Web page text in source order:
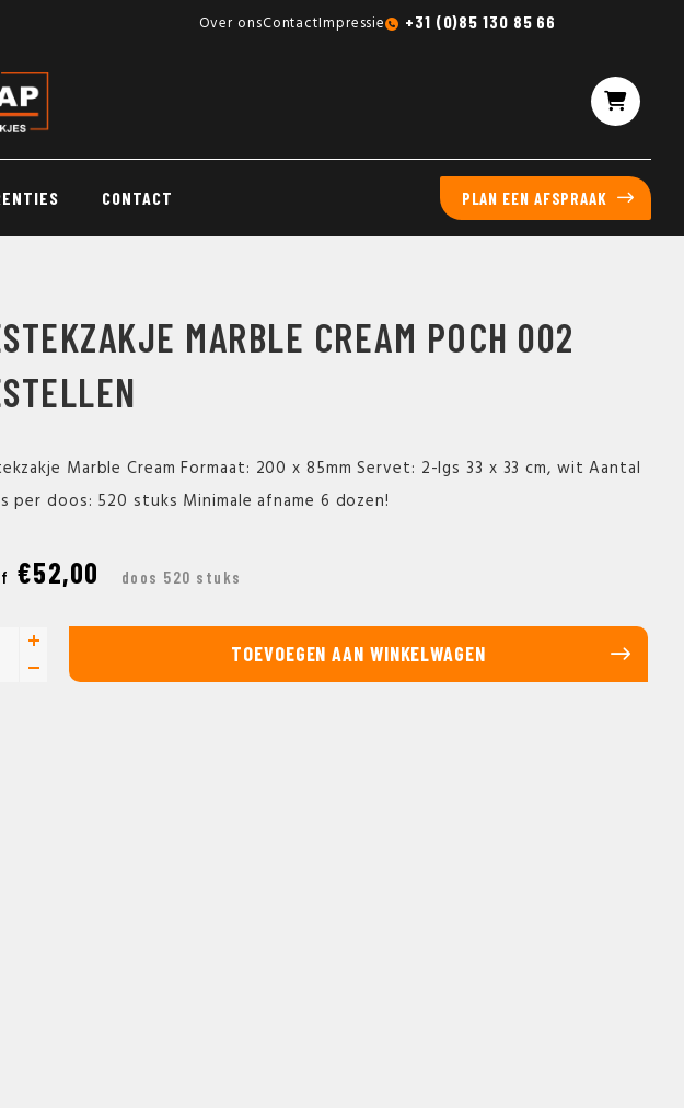
Gratis sampleboxen mogelijk
Over onsContactImpressie +31 (0)85 130 85 66
CONTACT PLAN EEN AFSPRAAK
MARBLE CREAM POCH 002
Marble Cream Formaat: 200 x 85mm Servet: 2-lgs 33 x 33 cm, wit Aantal
per doos: 520 stuks Minimale afname 6 dozen!
€52,00 doos 520 stuks
TOEVOEGEN AAN WINKELWAGEN